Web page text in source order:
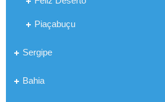
Piaçabuçu
Sergipe
Bahia